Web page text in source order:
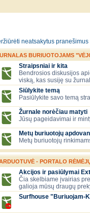
neatsakytus pranešimus
BURIUOTOJAMS
Straipsniai ir kita
Bendrosios diskusijos
viską, kas susiję su
Siūlykite temą
Pasiūlykite savo temą
Žurnale norėčiau matyti
Jūsų pageidavimai ir
Metų buriuotojų
Metų buriuotojų
- PORTALO
Akcijos ir pasiūlymai
Čia skelbiame įvairias
galioja mūsų draugų
Surfhouse "Buriuojam-